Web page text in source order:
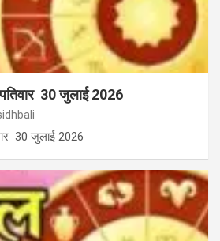
30 जुलाई 2026
30 जुलाई 2026